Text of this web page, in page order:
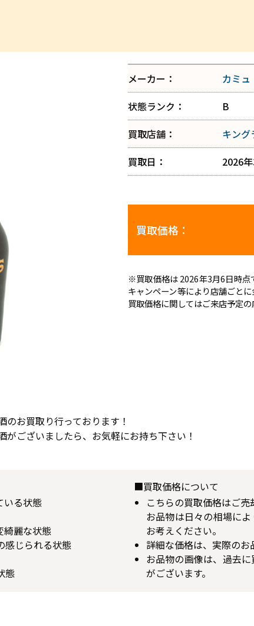
メーカー：
カミュ
状態ランク：
B
買取店舗：
キング
買取日：
2026
買取価格：
※買取価格は 2026年3月6日時点
キャンペーン等により店舗ごと
買取価格に関してはご来店予定
お買取り行っております！
ございましたら、お気軽にお持ち下さい！
いる状態
綺麗な状態
感じられる状態
態
■買取価格について
こちらの買取価格はご
お品物は日々の相場に
お考えください。
詳細な価格は、実際の
お品物の画像は、過去
がございます。